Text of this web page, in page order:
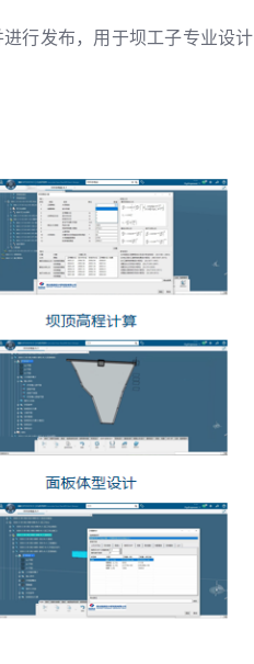
行发布，用于坝工子专业设计